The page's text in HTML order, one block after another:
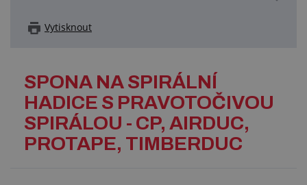
Vytisknout
SPONA NA SPIRÁLNÍ
HADICE S PRAVOTOČIVOU
SPIRÁLOU - CP, AIRDUC,
PROTAPE, TIMBERDUC